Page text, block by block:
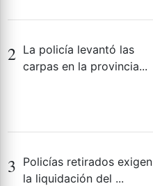
2 La policía levantó las
carpas en la provincia...
3 Policías retirados exigen
la liquidación del ...